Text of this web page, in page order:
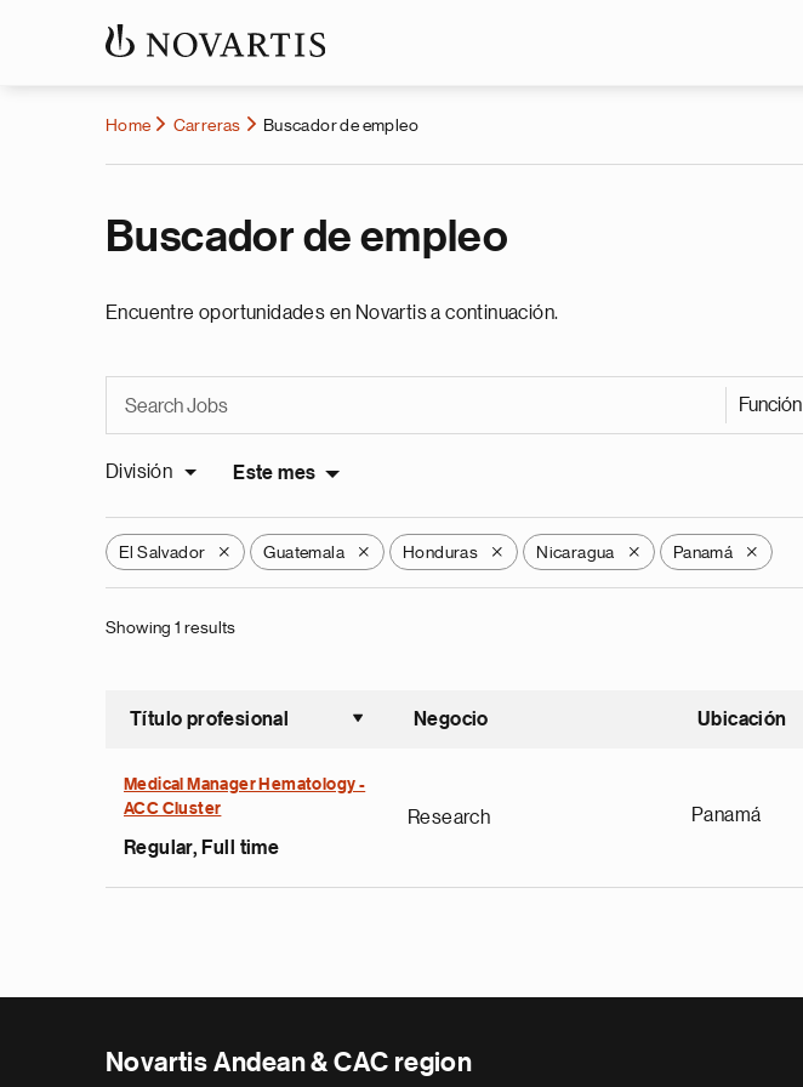
Home Carreras Buscador de empleo
Buscador de empleo
Encuentre oportunidades en Novartis a continuación.
Función
División Este mes
El Salvador X Guatemala X Honduras X Nicaragua X Panamá X
Showing 1 results
Título profesional
Ordenar ascendente
Negocio Ubicación
Medical Manager Hematology -
ACC Cluster
Regular, Full time
Research Panamá
Novartis Andean & CAC region